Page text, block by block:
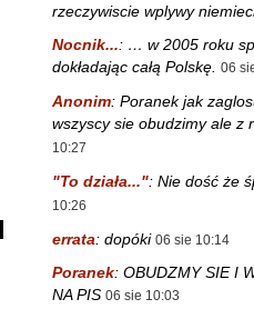
rzeczywiscie wplywy
Nocnik...: … w 2005 roku
dokładając całą Polskę. 06
Anonim: Poranek jak
wszyscy sie obudzimy ale z
10:27
"To działa...": Nie dość że
10:26
errata: dopóki 06 sie 10:14
Poranek: OBUDZMY SIE I
NA PIS 06 sie 10:03